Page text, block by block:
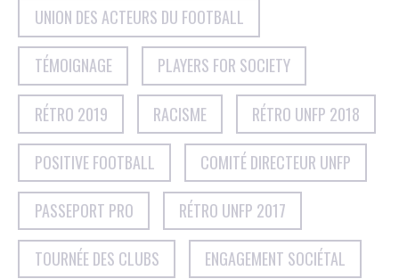
UNION DES ACTEURS DU FOOTBALL
TÉMOIGNAGE PLAYERS FOR SOCIETY
RÉTRO 2019 RACISME RÉTRO UNFP 2018
POSITIVE FOOTBALL COMITÉ DIRECTEUR UNFP
PASSEPORT PRO RÉTRO UNFP 2017
TOURNÉE DES CLUBS ENGAGEMENT SOCIÉTAL